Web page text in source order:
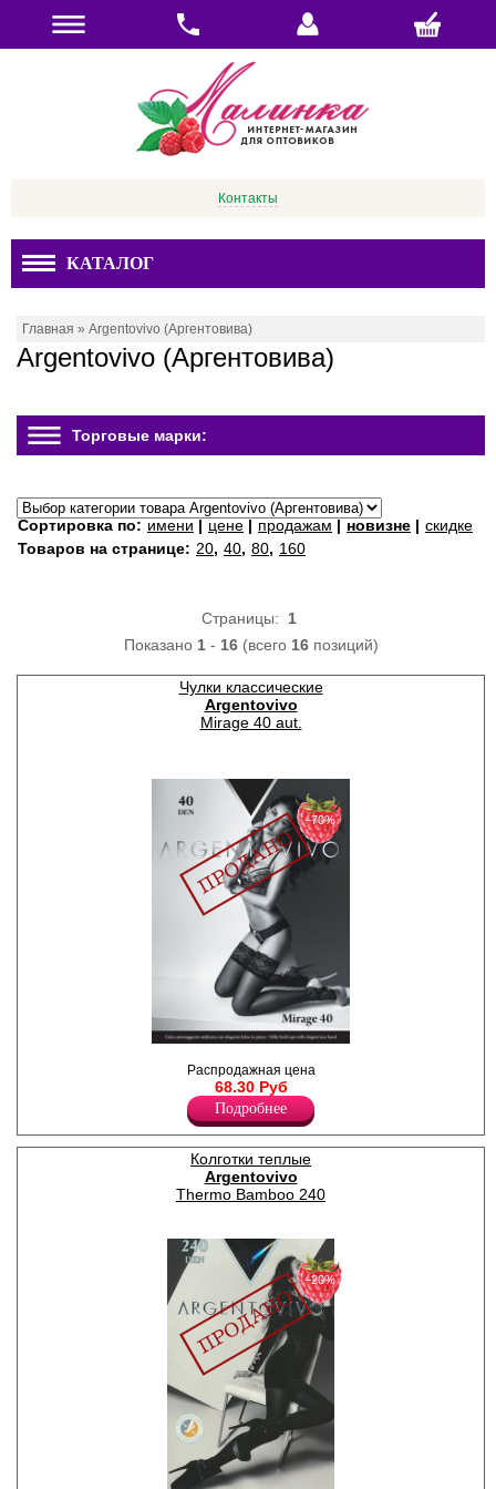
Контакты
КАТАЛОГ
Главная » Argentovivo (Аргентовива)
Argentovivo (Аргентовива)
Торговые марки:
Сортировка по: имени | цене | продажам | новизне | скидке
Товаров на странице: 20, 40, 80, 160
Страницы: 1
Показано 1- 16(всего 16позиций)
Чулки классические
Argentovivo
Mirage 40 aut.
кружевной резинкой на
силиконовой основе и
прозрачным укрепленным
мыском.
Полиамид 88%
Эластан 12%
−70%
Распродажная цена
68.30 Руб
Подробнее
Колготки теплые
Argentovivo
Thermo Bamboo 240
−20%